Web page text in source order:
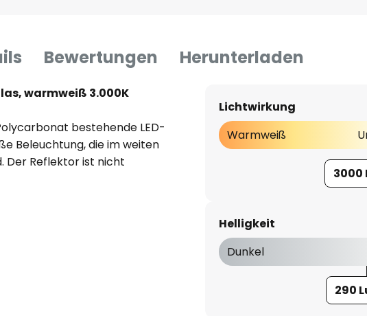
Bewertungen Herunterladen
warmweiß 3.000K
bestehende LED-
Beleuchtung, die im weiten
Der Reflektor ist nicht
Lichtwirkung
Warmweiß
3000
Helligkeit
Dunkel
290